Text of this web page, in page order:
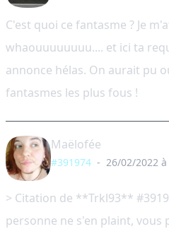
C'est quoi ce fantasme ? Je
whaouuuuuuuu.... et ici ta
annonce hélas. On aurait pu
fantasmes les plus fous !
Maëlofée
#391974 - 26/02/2022
> Citation de **Trkl93**
personne ne s'en plaint, vous